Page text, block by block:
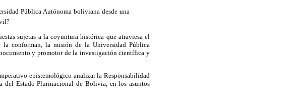
Pública Autónoma boliviana desde una
sujetas a la coyuntura histórica que atraviesa el
conforman, la misión de la Universidad Pública
y promotor de la investigación científica y
epistemológico analizar la Responsabilidad
del Estado Plurinacional de Bolivia, en los asuntos